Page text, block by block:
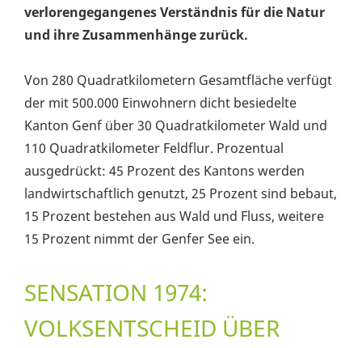
verlorengegangenes Verständnis für die Natur
und ihre Zusammenhänge zurück.
Von 280 Quadratkilometern Gesamtfläche verfügt
der mit 500.000 Einwohnern dicht besiedelte
Kanton Genf über 30 Quadratkilometer Wald und
110 Quadratkilometer Feldflur. Prozentual
ausgedrückt: 45 Prozent des Kantons werden
landwirtschaftlich genutzt, 25 Prozent sind bebaut,
15 Prozent bestehen aus Wald und Fluss, weitere
15 Prozent nimmt der Genfer See ein.
SENSATION 1974:
VOLKSENTSCHEID ÜBER